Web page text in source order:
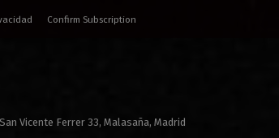
Confirm Subscription
Vicente Ferrer 33, Malasaña, Madrid